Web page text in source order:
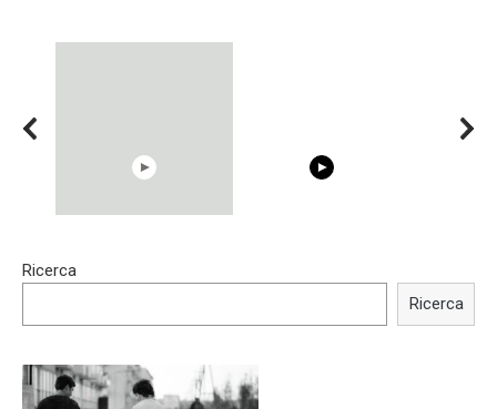
Trying BOLLYWOOD
Shocking illusion - Pretty
Ricerca
Ricerca